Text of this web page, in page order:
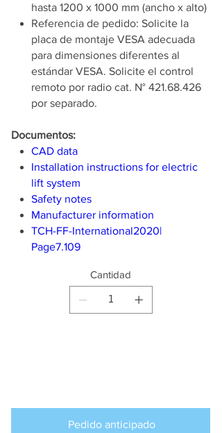
hasta 1200 x 1000 mm (ancho x alto)
Referencia de pedido: Solicite la
placa de montaje VESA adecuada
para dimensiones diferentes al
estándar VESA. Solicite el control
remoto por radio cat. N° 421.68.426
por separado.
Documentos:
CAD data
Installation instructions for electric
lift system
Safety notes
Manufacturer information
TCH-FF-International2020|
Page7.109
Cantidad
Pedido anticipado